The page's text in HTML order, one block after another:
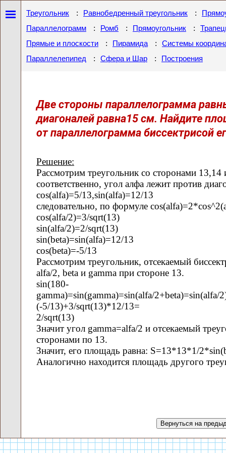
Треугольник : Равнобедренный треугольник :
Параллелограмм
: Ромб : Прямоугольник :
Прямые и плоскости
: Пирамида :
Системы
Параллелепипед
: Сфера и Шар : Построения
Две стороны параллелограмма
диагоналей равна15 см. Найдите
от параллелограмма биссектрисой
Решение:
Рассмотрим треугольник со сторонами 13,14
соответственно, угол алфа лежит против
cos(alfa)=5/13,sin(alfa)=12/13
следовательно, по формуле
cos(alfa/2)=3/sqrt(13)
sin(alfa/2)=2/sqrt(13)
sin(beta)=sin(alfa)=12/13
cos(beta)=-5/13
Рассмотрим треугольник, отсекаемый
alfa/2, beta и gamma при стороне 13.
sin(180-
gamma)=sin(gamma)=sin(alfa/
(-5/13)+3/sqrt(13)*12/13=
2/sqrt(13)
Значит угол gamma=alfa/2 и отсекаемый
сторонами по 13.
Значит, его площадь равна: S=13*13*1/
Аналогично находится площадь другого